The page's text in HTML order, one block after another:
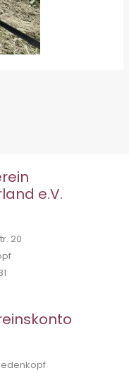
e.V.
20